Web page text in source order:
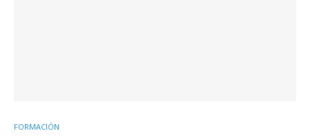
FORMACIÓN